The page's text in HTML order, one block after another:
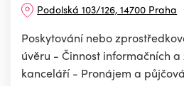
Podolská 103/126, 14700 Praha
Poskytování nebo
úvěru - Činnost informačních
kanceláří - Pronájem a